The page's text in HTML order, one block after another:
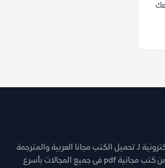
لـ تحميل الكتب مجانا العربية والمترجمة
والروايات والقصص وغيرها من كتب مجانية pdf فى جميع المجالات بأسرع